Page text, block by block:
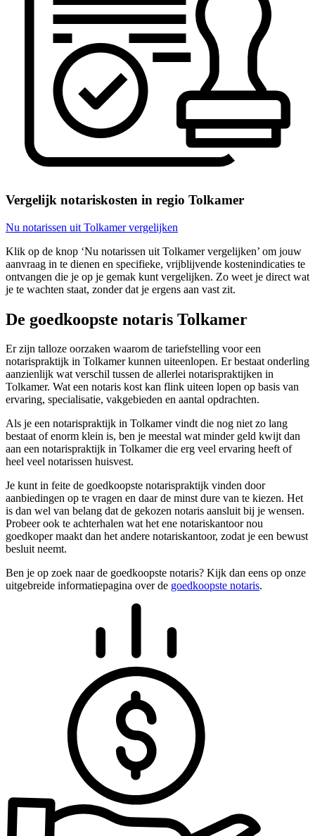
Vergelijk notariskosten in regio Tolkamer
Nu notarissen uit Tolkamer vergelijken
Klik op de knop ‘Nu notarissen uit Tolkamer vergelijken’ om jouw
aanvraag in te dienen en specifieke, vrijblijvende kostenindicaties te
ontvangen die je op je gemak kunt vergelijken. Zo weet je direct wat
je te wachten staat, zonder dat je ergens aan vast zit.
De goedkoopste notaris Tolkamer
Er zijn talloze oorzaken waarom de tariefstelling voor een
notarispraktijk in Tolkamer kunnen uiteenlopen. Er bestaat onderling
aanzienlijk wat verschil tussen de allerlei notarispraktijken in
Tolkamer. Wat een notaris kost kan flink uiteen lopen op basis van
ervaring, specialisatie, vakgebieden en aantal opdrachten.
Als je een notarispraktijk in Tolkamer vindt die nog niet zo lang
bestaat of enorm klein is, ben je meestal wat minder geld kwijt dan
aan een notarispraktijk in Tolkamer die erg veel ervaring heeft of
heel veel notarissen huisvest.
Je kunt in feite de goedkoopste notarispraktijk vinden door
aanbiedingen op te vragen en daar de minst dure van te kiezen. Het
is dan wel van belang dat de gekozen notaris aansluit bij je wensen.
Probeer ook te achterhalen wat het ene notariskantoor nou
goedkoper maakt dan het andere notariskantoor, zodat je een bewust
besluit neemt.
Ben je op zoek naar de goedkoopste notaris? Kijk dan eens op onze
uitgebreide informatiepagina over de goedkoopste notaris.